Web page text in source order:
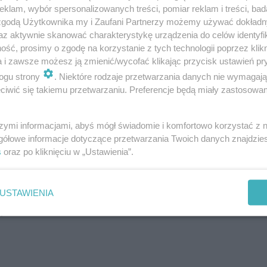
ślub
iJoanna Opozdamają wziąć ślub już na
młoda i goście będą bawić się później podczas
50 kilometrów. To znane wśród gwiazd miejsce.
się w pałacu w Zdunowie. Wybór nie
zdecydowali się na jego wynajem Rafał
wybór spersonalizowanych treści, pomiar reklam i treści,
Użytkownika my i Zaufani Partnerzy możemy używać
aktywnie skanować charakterystykę urządzenia do celów
prosimy o zgodę na korzystanie z tych technologii poprzez
i zawsze możesz ją zmienić/wycofać klikając przycisk ustawień
strony
. Niektóre rodzaje przetwarzania danych nie
się takiemu przetwarzaniu. Preferencje będą miały
informacjami, abyś mógł świadomie i komfortowo korzystać z
informacje dotyczące przetwarzania Twoich danych
oraz po kliknięciu w „Ustawienia”.
USTAWIENIA